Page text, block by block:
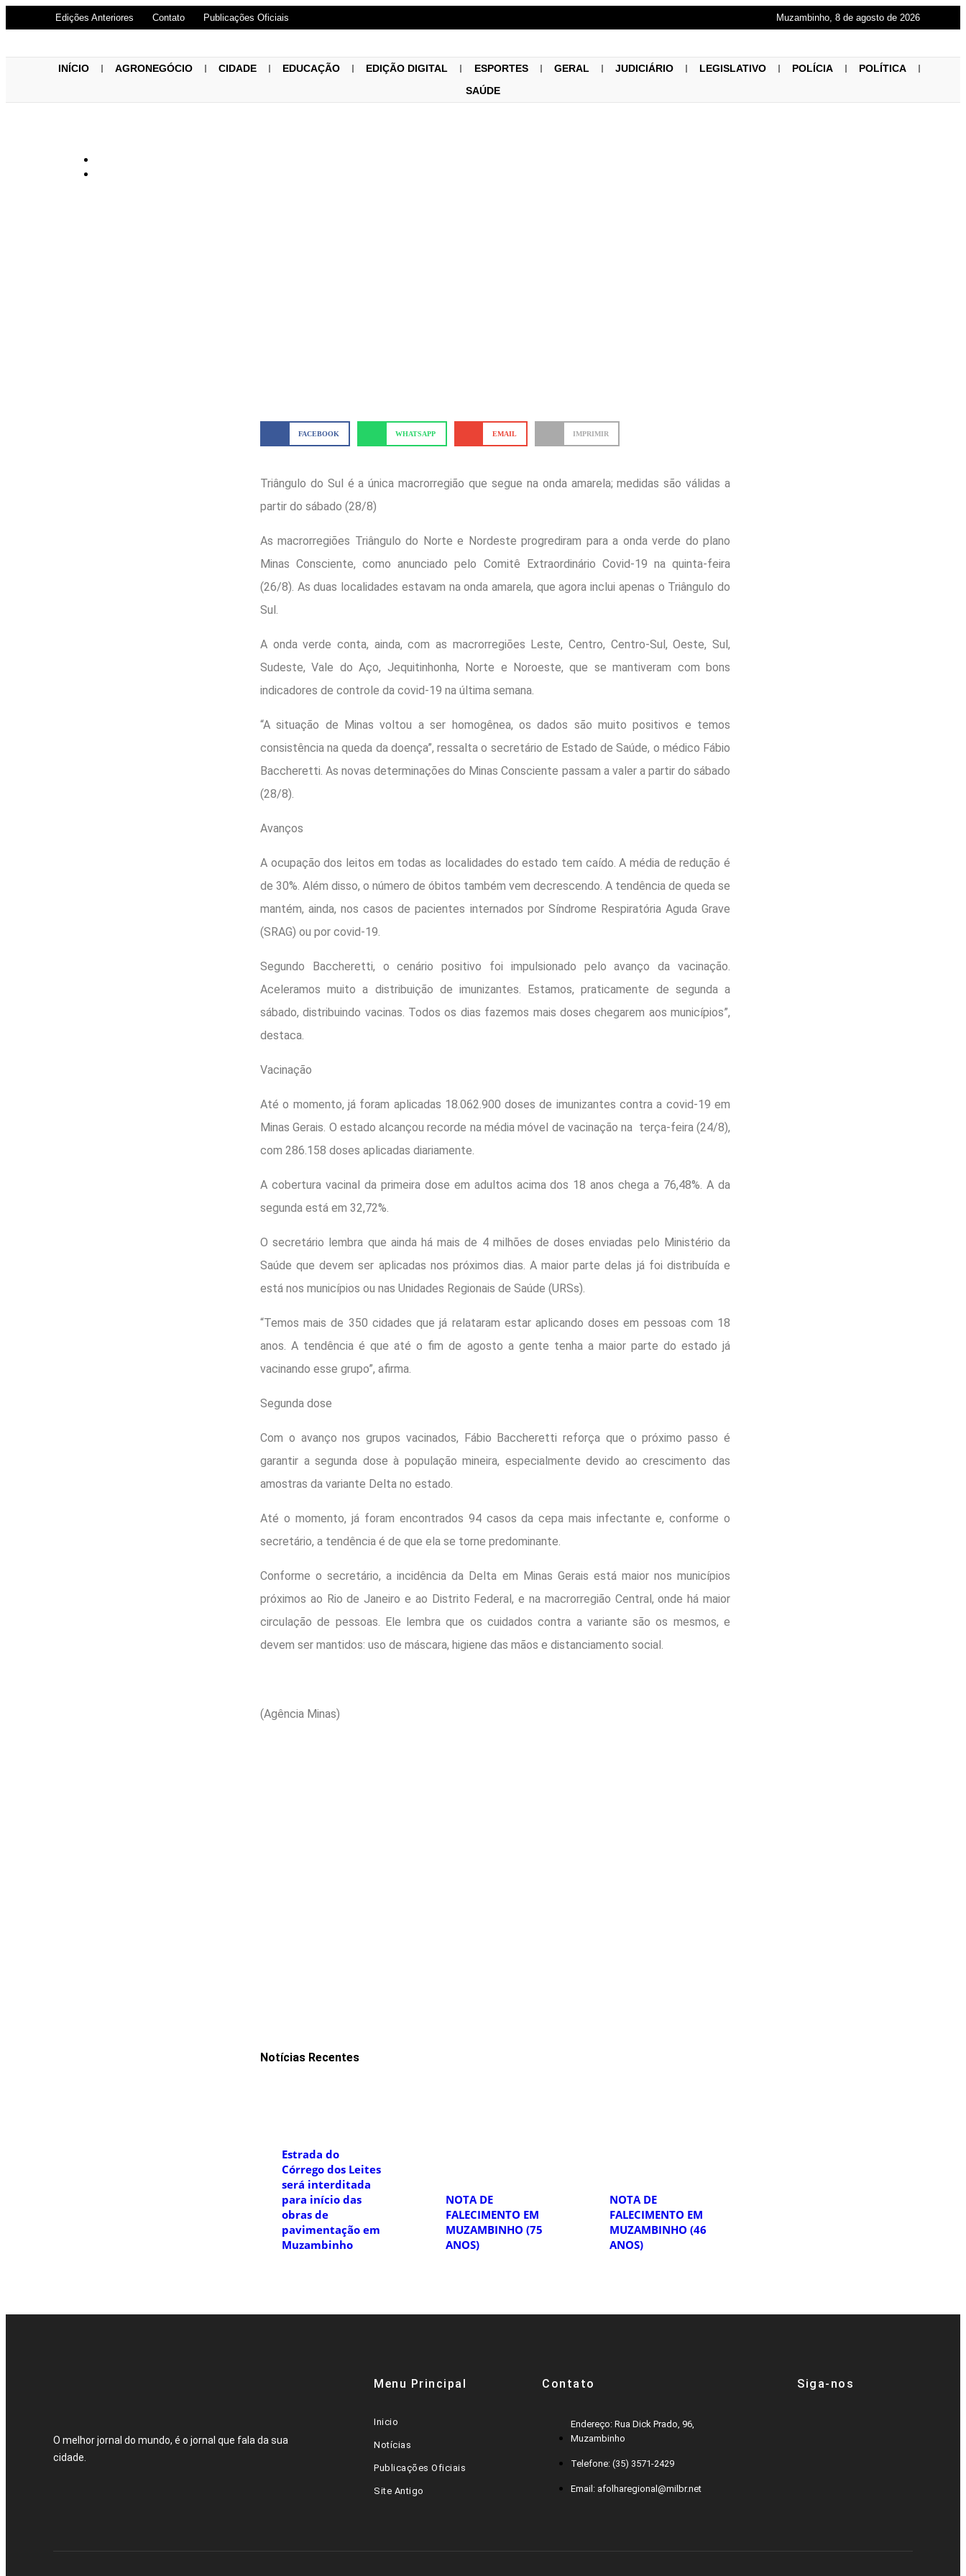
Edições Anteriores Contato Publicações Oficiais Muzambinho, 8 de agosto de 2026
INÍCIO AGRONEGÓCIO CIDADE EDUCAÇÃO EDIÇÃO DIGITAL ESPORTES GERAL JUDICIÁRIO LEGISLATIVO POLÍCIA
POLÍTICA
SAÚDE
FACEBOOK WHATSAPP EMAIL IMPRIMIR
Triângulo do Sul é a única macrorregião que segue na onda amarela; medidas são válidas a
partir do sábado (28/8)
As macrorregiões Triângulo do Norte e Nordeste progrediram para a onda verde do plano
Minas Consciente, como anunciado pelo Comitê Extraordinário Covid-19 na quinta-feira
(26/8). As duas localidades estavam na onda amarela, que agora inclui apenas o Triângulo do
Sul.
A onda verde conta, ainda, com as macrorregiões Leste, Centro, Centro-Sul, Oeste, Sul,
Sudeste, Vale do Aço, Jequitinhonha, Norte e Noroeste, que se mantiveram com bons
indicadores de controle da covid-19 na última semana.
“A situação de Minas voltou a ser homogênea, os dados são muito positivos e temos
consistência na queda da doença”, ressalta o secretário de Estado de Saúde, o médico Fábio
Baccheretti. As novas determinações do Minas Consciente passam a valer a partir do sábado
(28/8).
Avanços
A ocupação dos leitos em todas as localidades do estado tem caído. A média de redução é
de 30%. Além disso, o número de óbitos também vem decrescendo. A tendência de queda se
mantém, ainda, nos casos de pacientes internados por Síndrome Respiratória Aguda Grave
(SRAG) ou por covid-19.
Segundo Baccheretti, o cenário positivo foi impulsionado pelo avanço da vacinação.
Aceleramos muito a distribuição de imunizantes. Estamos, praticamente de segunda a
sábado, distribuindo vacinas. Todos os dias fazemos mais doses chegarem aos municípios”,
destaca.
Vacinação
Até o momento, já foram aplicadas 18.062.900 doses de imunizantes contra a covid-19 em
Minas Gerais. O estado alcançou recorde na média móvel de vacinação na terça-feira (24/8),
com 286.158 doses aplicadas diariamente.
A cobertura vacinal da primeira dose em adultos acima dos 18 anos chega a 76,48%. A da
segunda está em 32,72%.
O secretário lembra que ainda há mais de 4 milhões de doses enviadas pelo Ministério da
Saúde que devem ser aplicadas nos próximos dias. A maior parte delas já foi distribuída e
está nos municípios ou nas Unidades Regionais de Saúde (URSs).
“Temos mais de 350 cidades que já relataram estar aplicando doses em pessoas com 18
anos. A tendência é que até o fim de agosto a gente tenha a maior parte do estado já
vacinando esse grupo”, afirma.
Segunda dose
Com o avanço nos grupos vacinados, Fábio Baccheretti reforça que o próximo passo é
garantir a segunda dose à população mineira, especialmente devido ao crescimento das
amostras da variante Delta no estado.
Até o momento, já foram encontrados 94 casos da cepa mais infectante e, conforme o
secretário, a tendência é de que ela se torne predominante.
Conforme o secretário, a incidência da Delta em Minas Gerais está maior nos municípios
próximos ao Rio de Janeiro e ao Distrito Federal, e na macrorregião Central, onde há maior
circulação de pessoas. Ele lembra que os cuidados contra a variante são os mesmos, e
devem ser mantidos: uso de máscara, higiene das mãos e distanciamento social.
(Agência Minas)
Notícias Recentes
Estrada do
Córrego dos Leites
será interditada
para início das
obras de
pavimentação em
Muzambinho
NOTA DE
FALECIMENTO EM
MUZAMBINHO (75
ANOS)
NOTA DE
FALECIMENTO EM
MUZAMBINHO (46
ANOS)
O melhor jornal do mundo, é o jornal que fala da sua
cidade.
Menu Principal
Inicio
Notícias
Publicações Oficiais
Site Antigo
Contato
Endereço: Rua Dick Prado, 96,
Muzambinho
Telefone: (35) 3571-2429
Email: afolharegional@milbr.net
Siga-nos